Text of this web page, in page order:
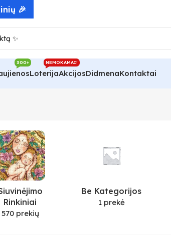
300+
Loterija
NEMOKAMAI!
AkcijosDidmenaKontaktai
Rinkiniai
570 prekių
Be Kategorijos
1 prekė
🎉